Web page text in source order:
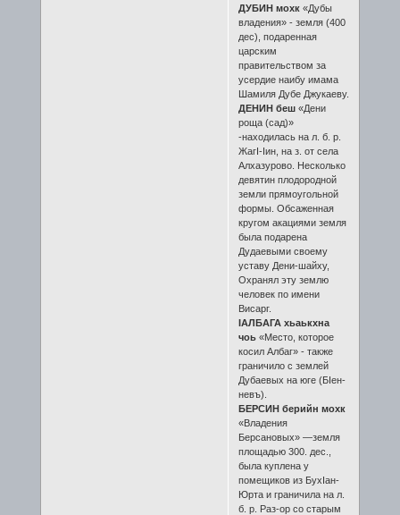
ДУБИН мохк«Дубы
владения» - земля (400
дес), подаренная
царским
правительством за
усердие наибу имама
Шамиля Дубе Джукаеву.
ДЕНИН беш«Дени
роща (сад)»
-находилась на л. б. р.
ЖагӀ-Ӏин, на з. от села
Алхазурово. Несколько
девятин плодородной
земли прямоугольной
формы. Обсаженная
кругом акациями земля
была подарена
Дудаевыми своему
уставу Дени-шайху,
Охранял эту землю
человек по имени
Висарг.
ӀАЛБАГА хьаькхна
чоь«Место, которое
косил Албаг» - также
граничило с землей
Дубаевых на юге (БӀен-
невъ).
БЕРСИН берийн мохк
«Владения
Берсановых» —земля
площадью 300. дес.,
была куплена у
помещиков из БухӀан-
Юрта и граничила на л.
б. р. Раз-ор со старым